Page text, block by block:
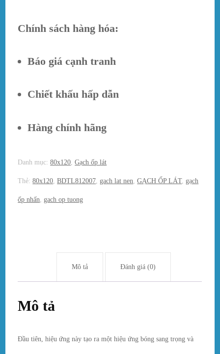
Chính sách hàng hóa:
Báo giá cạnh tranh
Chiết khấu hấp dẫn
Hàng chính hãng
Danh mục:80x120 ,Gạch ốp lát
Thẻ:80x120 ,BDTL812007 gach lat nen ,GẠCH ỐP LÁT, gạch
ốp nhấn gach op tuong
Mô tả Đánh giá (0)
Mô tả
Đầu tiên, hiệu ứng này tạo ra một hiệu ứng bóng sang trọng và